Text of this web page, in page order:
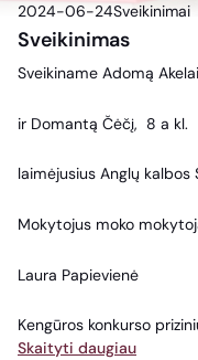
2024-06-24Sveikinimai
Sveikinimas
Sveikiname Adomą
ir Domantą Čėčį, 8 a kl.
laimėjusius Anglų
Mokytojus moko
Laura Papievienė
Kengūros konkurso
Skaityti daugiau